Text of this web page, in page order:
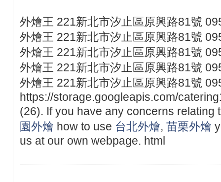
外燴王 221新北市汐止區原興路81號
外燴王 221新北市汐止區原興路81號
外燴王 221新北市汐止區原興路81號
外燴王 221新北市汐止區原興路81號
外燴王 221新北市汐止區原興路81號
https://storage.googleapis.com/
(26). If you have any concerns relating
園外燴 how to use 台北外燴, 苗栗外燴
us at our own webpage. html